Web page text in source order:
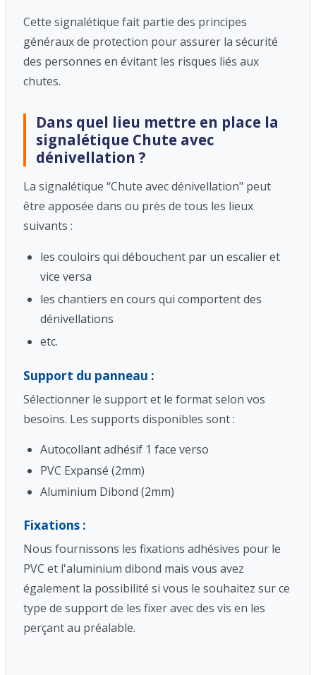
Cette signalétique fait partie des principes
généraux de protection pour assurer la sécurité
des personnes en évitant les risques liés aux
chutes.
Dans quel lieu mettre en place la
signalétique Chute avec
dénivellation ?
La signalétique “Chute avec dénivellation" peut
être apposée dans ou près de tous les lieux
suivants :
les couloirs qui débouchent par un escalier et
vice versa
les chantiers en cours qui comportent des
dénivellations
etc.
Support du panneau :
Sélectionner le support et le format selon vos
besoins. Les supports disponibles sont :
Autocollant adhésif 1 face verso
PVC Expansé (2mm)
Aluminium Dibond (2mm)
Fixations :
Nous fournissons les fixations adhésives pour le
PVC et l'aluminium dibond mais vous avez
également la possibilité si vous le souhaitez sur ce
type de support de les fixer avec des vis en les
perçant au préalable.